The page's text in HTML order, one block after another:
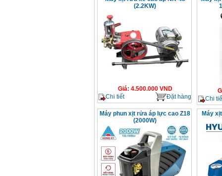
(2.2KW)
Giá: 4.500.000VND
Chi tiết
Đặt hàng
Chi
Máy phun xịt rửa áp lực cao Z18
(2000W)
Máy